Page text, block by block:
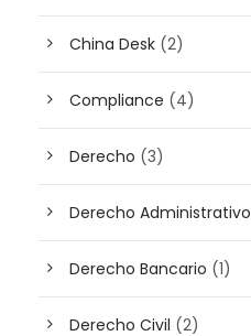
China Desk (2)
Compliance (4)
Derecho (3)
Derecho Administrativo
Derecho Bancario (1)
Derecho Civil (2)